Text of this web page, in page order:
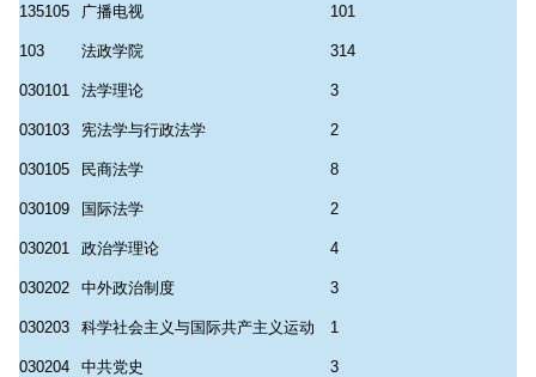
135105 广播电视 101
103 法政学院 314
030101 法学理论 3
030103 宪法学与行政法学 2
030105 民商法学 8
030109 国际法学 2
030201 政治学理论 4
030202 中外政治制度 3
030203 科学社会主义与国际共产主义运动 1
030204 中共党史 3